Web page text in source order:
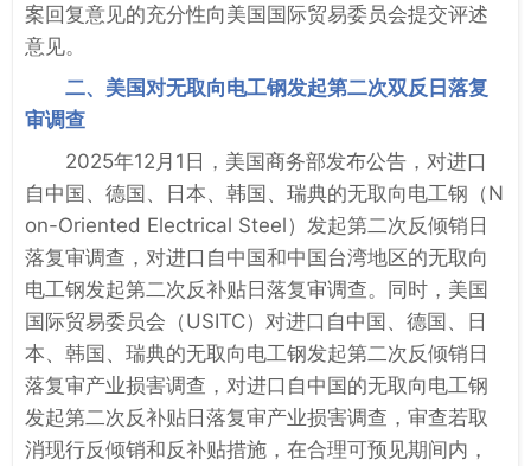
案回复意见的充分性向美国国际贸易委员会提交评述
意见。
二、美国对无取向电工钢发起第二次双反日落复
审调查
2025年12月1日，美国商务部发布公告，对进口
自中国、德国、日本、韩国、瑞典的无取向电工钢（N
on-Oriented Electrical Steel）发起第二次反倾销日
落复审调查，对进口自中国和中国台湾地区的无取向
电工钢发起第二次反补贴日落复审调查。同时，美国
国际贸易委员会（USITC）对进口自中国、德国、日
本、韩国、瑞典的无取向电工钢发起第二次反倾销日
落复审产业损害调查，对进口自中国的无取向电工钢
发起第二次反补贴日落复审产业损害调查，审查若取
消现行反倾销和反补贴措施，在合理可预见期间内，